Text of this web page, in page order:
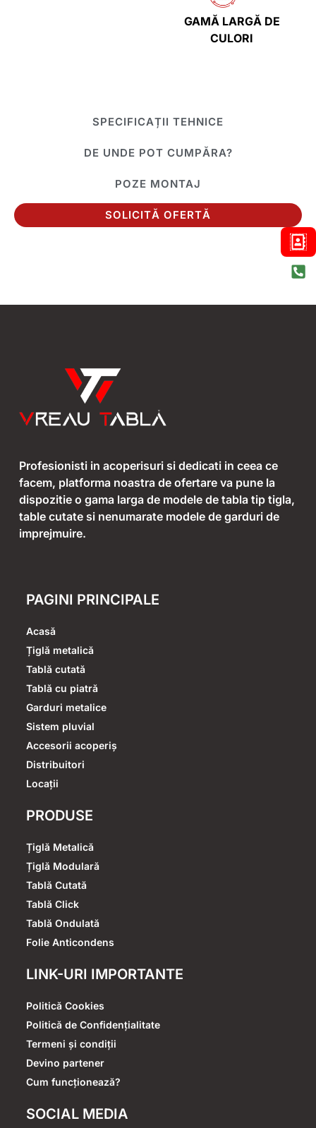
SPECIFICAȚII TEHNICE
DE UNDE POT CUMPĂRA?
POZE MONTAJ
SOLICITĂ OFERTĂ
GAMĂ LARGĂ DE
CULORI
Profesionisti in acoperisuri si dedicati in ceea ce
facem, platforma noastra de ofertare va pune la
dispozitie o gama larga de modele de tabla tip tigla,
table cutate si nenumarate modele de garduri de
imprejmuire.
PAGINI PRINCIPALE
Acasă
Țiglă metalică
Tablă cutată
Tablă cu piatră
Garduri metalice
Sistem pluvial
Accesorii acoperiș
Distribuitori
Locații
PRODUSE
Țiglă Metalică
Țiglă Modulară
Tablă Cutată
Tablă Click
Tablă Ondulată
Folie Anticondens
LINK-URI IMPORTANTE
Politică Cookies
Politică de Confidențialitate
Termeni și condiții
Devino partener
Cum funcționează?
SOCIAL MEDIA